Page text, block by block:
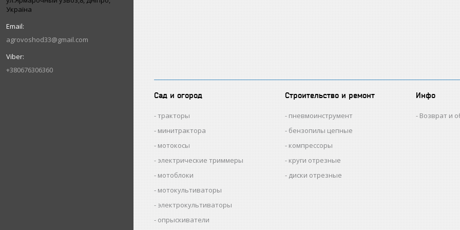
Україна
agrovoshod33@gmail.com
+380676306360
Сад и огород
тракторы
минитрактора
мотокосы
электрические триммеры
мотоблоки
мотокультиваторы
электрокультиваторы
опрыскиватели
Строительство и ремонт
пневмоинструмент
бензопилы цепные
компрессоры
круги отрезные
диски отрезные
Инфо
Возврат и